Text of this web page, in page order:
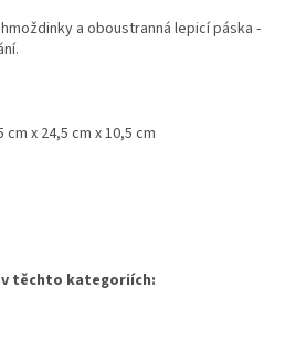
a oboustranná lepicí páska -
x 24,5 cm x 10,5 cm
těchto kategoriích: